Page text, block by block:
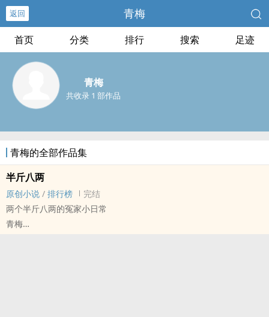
返回 青梅
首页 分类 排行 搜索 足迹
青梅
共收录 1 部作品
青梅的全部作品集
半斤八两
原创小说 / 排行榜
完结
两个半斤八两的冤家小日常
青梅